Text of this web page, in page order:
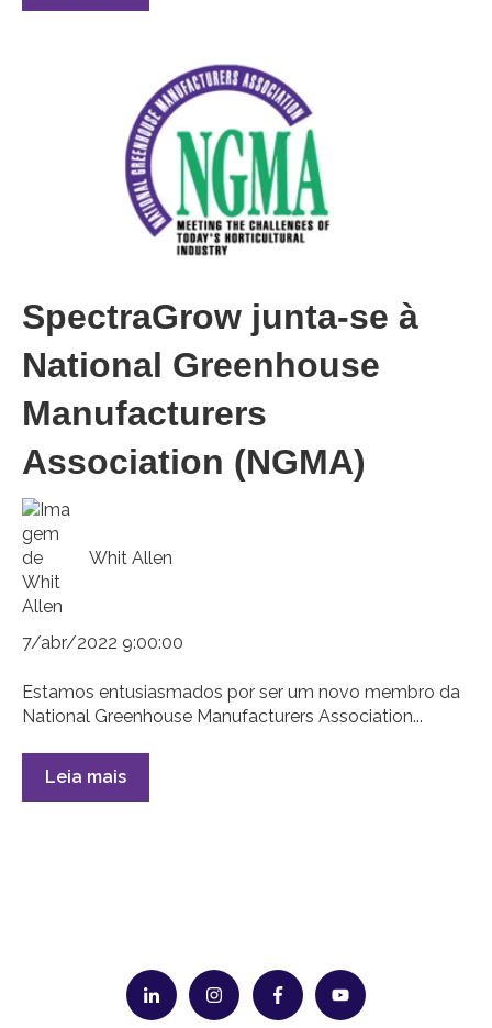
SpectraGrow junta-se à
National Greenhouse
Manufacturers
Association (NGMA)
Whit Allen
7/abr/2022 9:00:00
Estamos entusiasmados por ser um novo membro da
National Greenhouse Manufacturers Association...
Leia mais